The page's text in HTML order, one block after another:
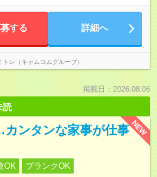
する 詳細へ
トレ（キャムコムグループ）
掲載日：2026.08.06
読
NEW
カンタンな家事が仕事
OK
ブランクOK